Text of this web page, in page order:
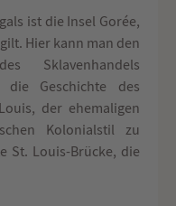
ist die Insel Gorée,
Hier kann man den
Sklavenhandels
Geschichte des
der ehemaligen
Kolonialstil zu
St. Louis-Brücke, die